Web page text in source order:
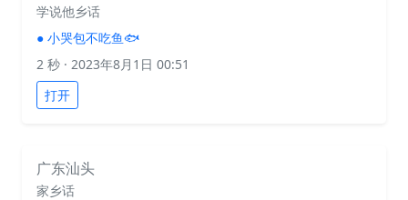
学说他乡话
● 小哭包不吃鱼🐟
2 秒 · 2023年8月1日 00:51
打开
广东汕头
家乡话